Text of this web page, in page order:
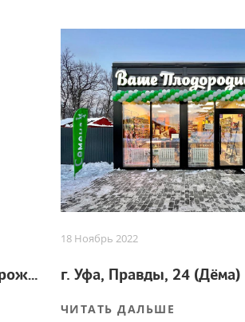
Картофель: советы для успешного урожая
18 Ноябрь 2022
г. Уфа, Правды, 24 (Дёма)
ЧИТАТЬ ДАЛЬШЕ